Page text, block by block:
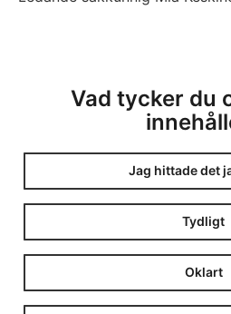
Vad tycker du
Jag hittade det
Tydligt
Oklart